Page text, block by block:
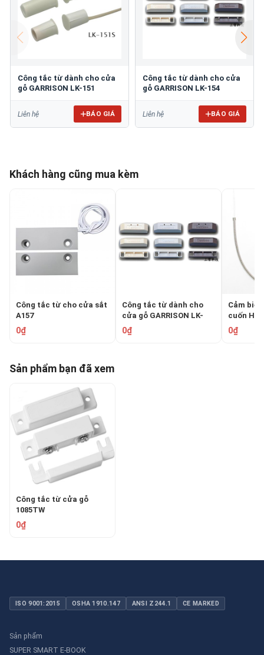
Công tắc từ dành cho cửa
gỗ GARRISON LK-151
Liên hệ BÁO GIÁ
Công tắc từ dành cho cửa
gỗ GARRISON LK-154
Liên hệ BÁO GIÁ
Khách hàng cũng mua kèm
Công tắc từ cho cửa sắt
A157
0₫
Công tắc từ dành cho
cửa gỗ GARRISON LK-
154
0₫
Cảm
cuốn
0₫
Sản phẩm bạn đã xem
Công tắc từ cửa gỗ
1085TW
0₫
ISO 9001:2015 OSHA 1910.147 ANSI Z244.1 CE MARKED
Sản phẩm
SUPER SMART E-BOOK